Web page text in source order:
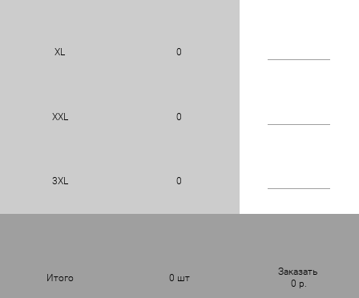
XL 0
XXL 0
3XL 0
Итого 0 шт
Заказать
0 р.